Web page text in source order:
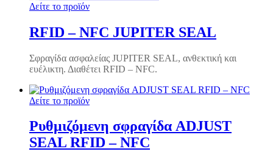
Δείτε το προϊόν
RFID – NFC JUPITER SEAL
Σφραγίδα ασφαλείας JUPITER SEAL, ανθεκτική και
ευέλικτη. Διαθέτει RFID – NFC.
Δείτε το προϊόν
Ρυθμιζόμενη σφραγίδα ADJUST
SEAL RFID – NFC